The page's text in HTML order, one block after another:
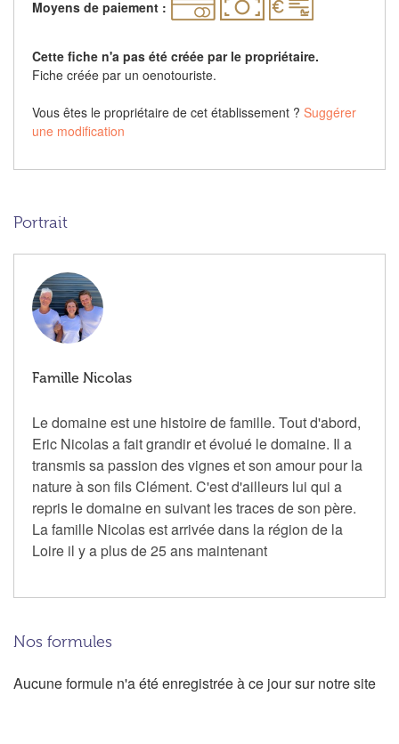
Moyens de paiement :
Cette fiche n'a pas été créée par le propriétaire.
Fiche créée par un oenotouriste.
Vous êtes le propriétaire de cet établissement ? Suggérer
une modification
Portrait
Famille Nicolas
Le domaine est une histoire de famille. Tout d'abord,
Eric Nicolas a fait grandir et évolué le domaine. Il a
transmis sa passion des vignes et son amour pour la
nature à son fils Clément. C'est d'ailleurs lui qui a
repris le domaine en suivant les traces de son père.
La famille Nicolas est arrivée dans la région de la
Loire il y a plus de 25 ans maintenant
Nos formules
Aucune formule n'a été enregistrée à ce jour sur notre site